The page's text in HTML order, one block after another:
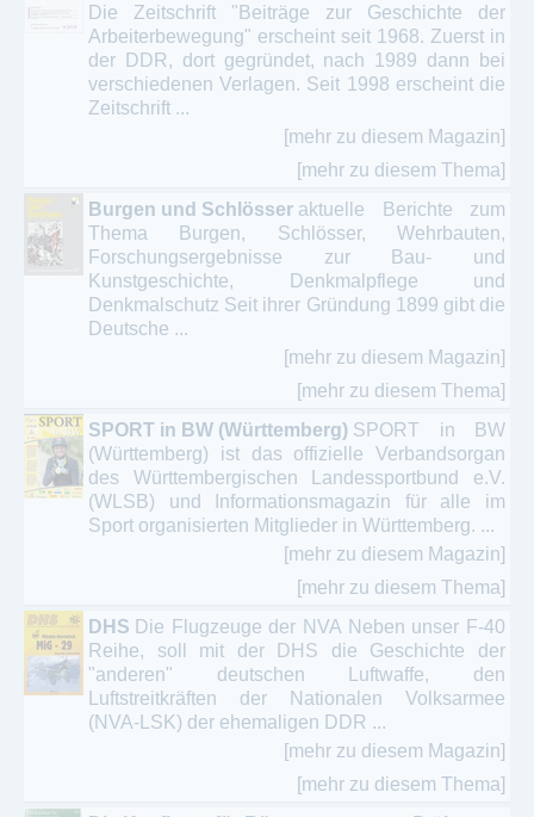
Die Zeitschrift "Beiträge zur Geschichte der
Arbeiterbewegung" erscheint seit 1968. Zuerst in
der DDR, dort gegründet, nach 1989 dann bei
verschiedenen Verlagen. Seit 1998 erscheint die
Zeitschrift ...
[mehr zu diesem Magazin]
[mehr zu diesem Thema]
Burgen und Schlösser aktuelle Berichte zum
Thema Burgen, Schlösser, Wehrbauten,
Forschungsergebnisse zur Bau- und
Kunstgeschichte, Denkmalpflege und
Denkmalschutz Seit ihrer Gründung 1899 gibt die
Deutsche ...
[mehr zu diesem Magazin]
[mehr zu diesem Thema]
SPORT in BW (Württemberg) SPORT in BW
(Württemberg) ist das offizielle Verbandsorgan
des Württembergischen Landessportbund e.V.
(WLSB) und Informationsmagazin für alle im
Sport organisierten Mitglieder in Württemberg. ...
[mehr zu diesem Magazin]
[mehr zu diesem Thema]
DHS Die Flugzeuge der NVA Neben unser F-40
Reihe, soll mit der DHS die Geschichte der
"anderen" deutschen Luftwaffe, den
Luftstreitkräften der Nationalen Volksarmee
(NVA-LSK) der ehemaligen DDR ...
[mehr zu diesem Magazin]
[mehr zu diesem Thema]